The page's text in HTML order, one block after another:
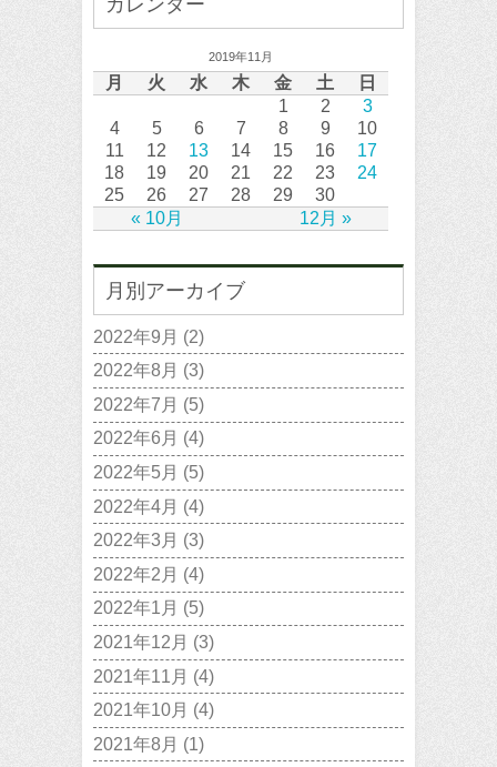
2019年11月
月 火 水 木 金 土 日
« 10月 12月 »
1 2
3
4
5 6 7 8 9
10
11
12 13 14 15 16
17
18
19 20 21 22 23
24
25
26 27 28 29 30
月別アーカイブ
2022年9月 (2)
2022年8月 (3)
2022年7月 (5)
2022年6月 (4)
2022年5月 (5)
2022年4月 (4)
2022年3月 (3)
2022年2月 (4)
2022年1月 (5)
2021年12月 (3)
2021年11月 (4)
2021年10月 (4)
2021年8月 (1)